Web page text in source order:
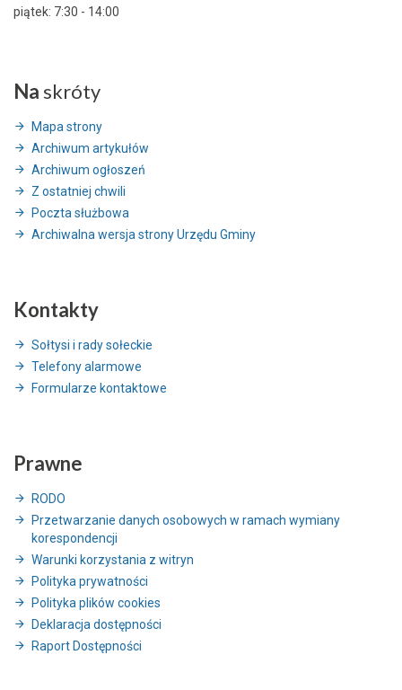
piątek: 7:30 - 14:00
Na skróty
Mapa strony
Archiwum artykułów
Archiwum ogłoszeń
Z ostatniej chwili
Poczta służbowa
Archiwalna wersja strony Urzędu Gminy
Kontakty
Sołtysi i rady sołeckie
Telefony alarmowe
Formularze kontaktowe
Prawne
RODO
Przetwarzanie danych osobowych w ramach wymiany
korespondencji
Warunki korzystania z witryn
Polityka prywatności
Polityka plików cookies
Deklaracja dostępności
Raport Dostępności